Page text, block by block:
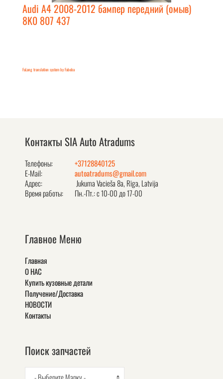
Audi A4 2008-2012 бампер передний (омыв)
8K0 807 437
FaLang translation system by Faboba
Контакты SIA Auto Atradums
Телефоны:
+37128840125
E-Mail:
autoatradums@gmail.com
Адрес:
Jukuma Vacieša 8a, Rīga, Latvija
Время работы:
Пн.-Пт.: с 10-00 до 17-00
Главное Меню
Главная
О НАС
Купить кузовные детали
Получение/Доставка
НОВОСТИ
Контакты
Поиск запчастей